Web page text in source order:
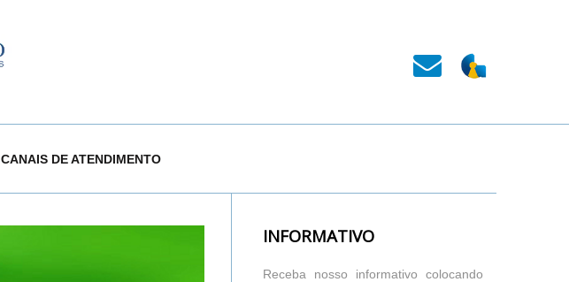
CANAIS DE ATENDIMENTO
INFORMATIVO
Receba nosso informativo colocando